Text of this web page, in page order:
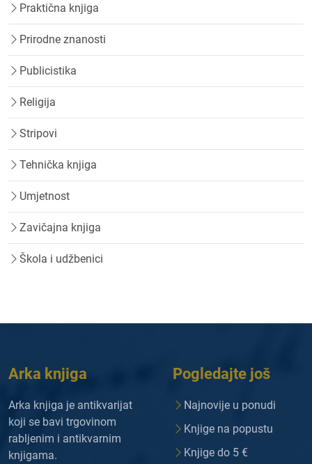
Praktična knjiga
Prirodne znanosti
Publicistika
Religija
Stripovi
Tehnička knjiga
Umjetnost
Zavičajna knjiga
Škola i udžbenici
Arka knjiga
Arka knjiga je antikvarijat
koji se bavi trgovinom
rabljenim i antikvarnim
knjigama.
Pogledajte još
Najnovije u ponudi
Knjige na popustu
Knjige do 5 €